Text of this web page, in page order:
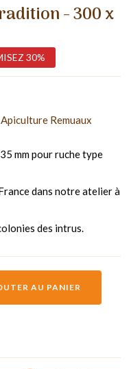
- 300 x
30%
Remuaux
mm pour ruche type
dans notre atelier à
des intrus.
AU PANIER